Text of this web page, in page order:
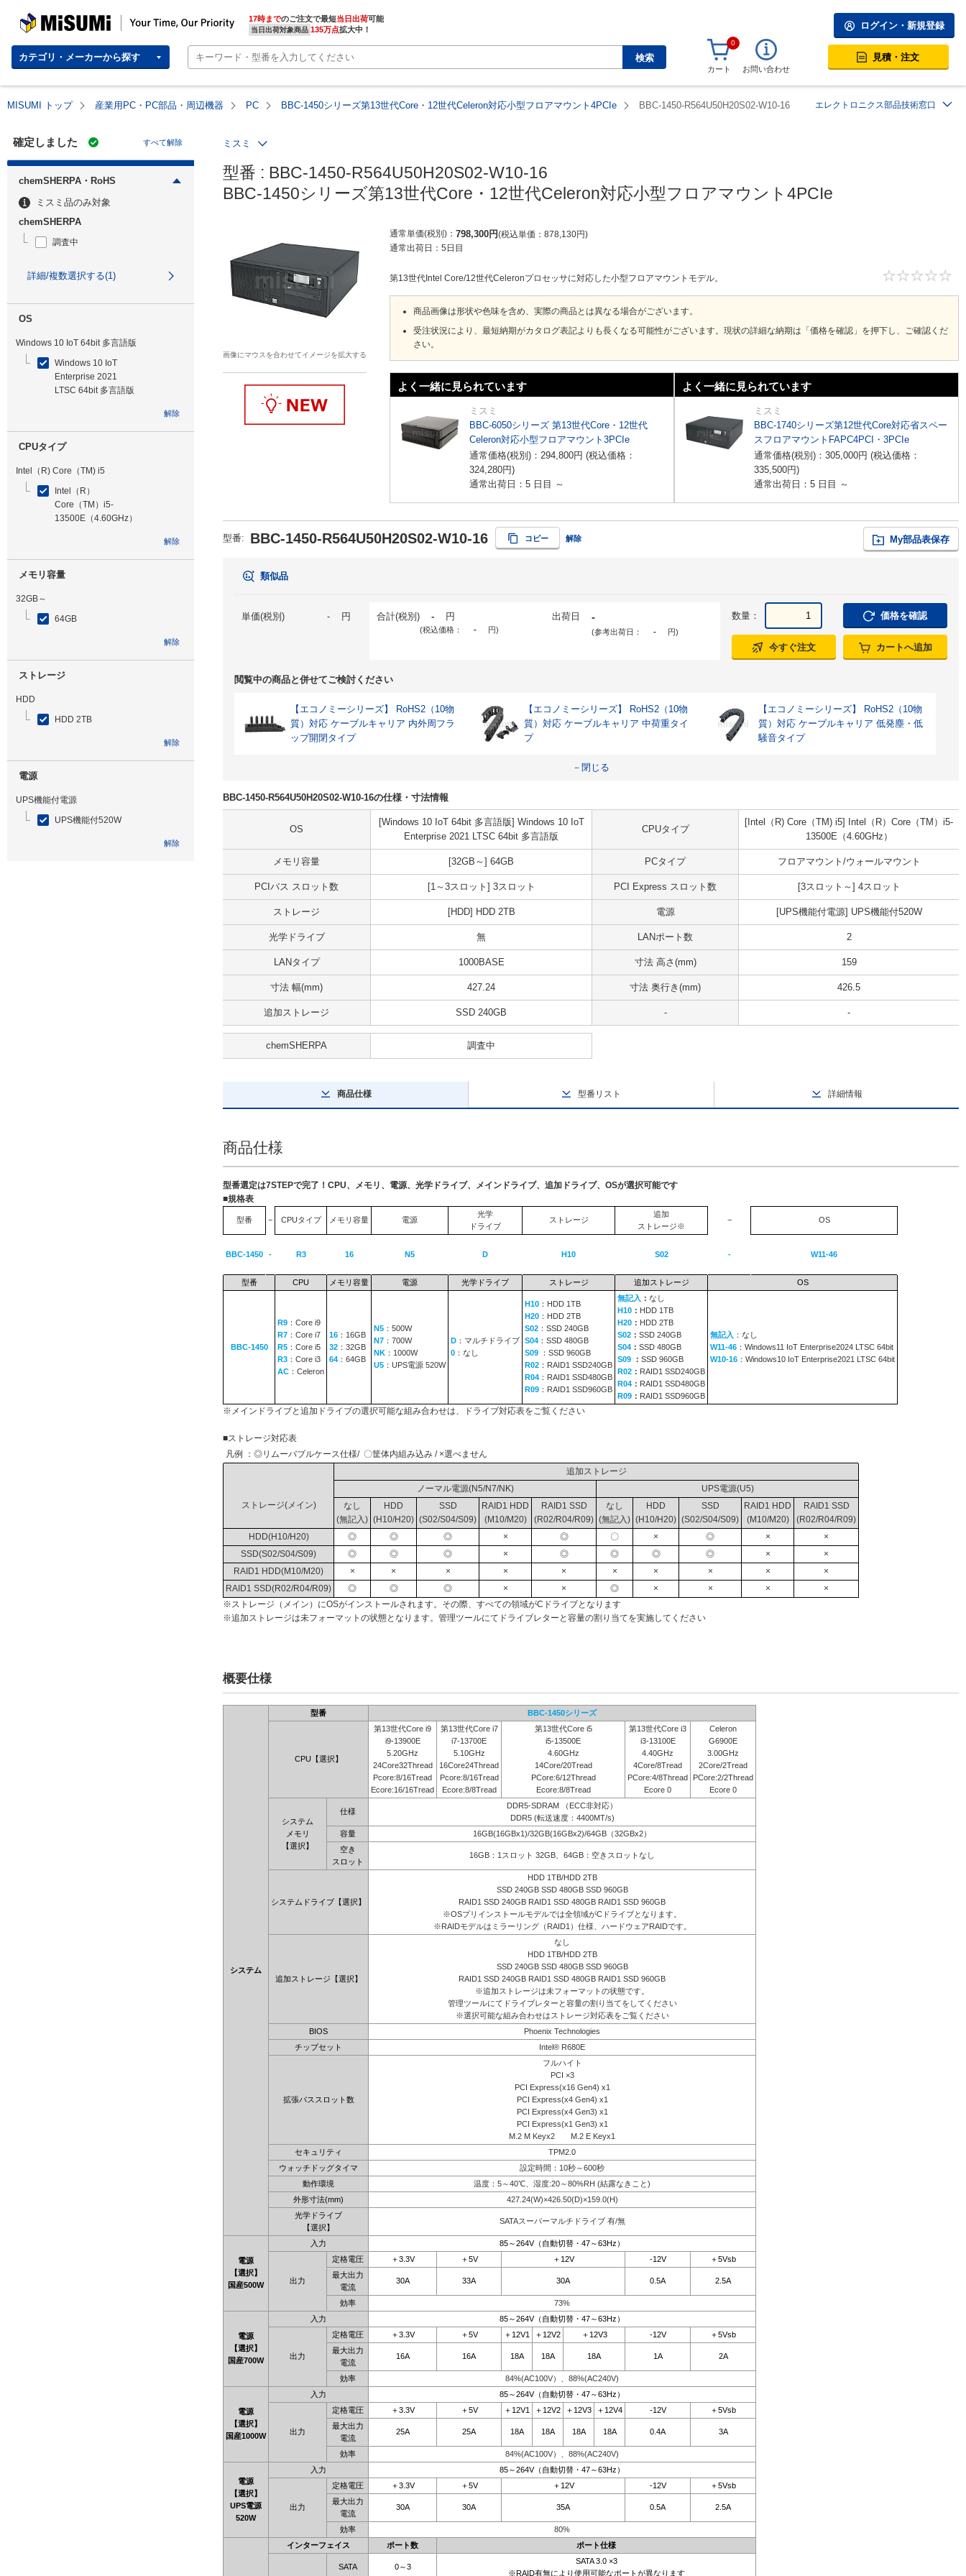
MISUMI | Your Time, Our Priority 17時までのご注文で最短当日出荷
当日出荷対象商品 135万点拡大中！
カテゴリ・メーカーから探す 検索
ログイン・新規登録
0
カート お問い合わせ
見積・注文
MISUMI トップ 産業用PC・PC部品・周辺機器 PC BBC-1450シリーズ第13世代Core・12世代Celeron対応小型フロアマウント4PCIe BBC-1450-R564U50H20S02-W10-16 エレクトロニクス部品技術窓口
確定しました すべて解除
chemSHERPA・RoHS
ミスミ品のみ対象
chemSHERPA
調査中
詳細/複数選択する(1)
OS
Windows 10 IoT 64bit 多言語版
Windows 10 IoT
Enterprise 2021
LTSC 64bit 多言語版
解除
CPUタイプ
Intel（R) Core（TM) i5
Intel（R）
Core（TM）i5-
13500E（4.60GHz）
解除
メモリ容量
32GB～
64GB
解除
ストレージ
HDD
HDD 2TB
解除
電源
UPS機能付電源
UPS機能付520W
解除
ミスミ
型番 : BBC-1450-R564U50H20S02-W10-16
BBC-1450シリーズ第13世代Core・12世代Celeron対応小型フロアマウント4PCIe
画像にマウスを合わせてイメージを拡大する
通常単価(税別) 798,300円 税込単価 878,130円
通常出荷日： 5日目
第13世代Intel Core/12世代Celeronプロセッサに対応した小型フロアマウントモデル。
商品画像は形状や色味を含め、実際の商品とは異なる場合がございます。
受注状況により、最短納期がカタログ表記よりも長くなる可能性がございます。現状の詳細な納期は「価格を確認」を押下し、ご確認くだ
さい。
よく一緒に見られています
ミスミ
BBC-6050シリーズ 第13世代Core・12世代
Celeron対応小型フロアマウント3PCIe
通常価格(税別)： 294,800円 (税込価格：
324,280円)
通常出荷日：5 日目 ～
よく一緒に見られています
ミスミ
BBC-1740シリーズ第12世代Core対応省スペー
スフロアマウントFAPC4PCI・3PCIe
通常価格(税別)： 305,000円 (税込価格：
335,500円)
通常出荷日：5 日目 ～
型番: BBC-1450-R564U50H20S02-W10-16 コピー 解除 My部品表保存
類似品
単価(税別) - 円 合計(税別) - 円
(税込価格： - 円)
出荷日 -
(参考出荷日： - 円)
数量： 価格を確認
今すぐ注文 カートへ追加
閲覧中の商品と併せてご検討ください
【エコノミーシリーズ】 RoHS2（10物
質）対応 ケーブルキャリア 内外周フラ
ップ開閉タイプ
【エコノミーシリーズ】 RoHS2（10物
質）対応 ケーブルキャリア 中荷重タイ
プ
【エコノミーシリーズ】 RoHS2（10物
質）対応 ケーブルキャリア 低発塵・低
騒音タイプ
－閉じる
BBC-1450-R564U50H20S02-W10-16の仕様・寸法情報
OS
[Windows 10 IoT 64bit 多言語版] Windows 10 IoT
Enterprise 2021 LTSC 64bit 多言語版
CPUタイプ
[Intel（R) Core（TM) i5] Intel（R）Core（TM）i5-
13500E（4.60GHz）
メモリ容量 [32GB～] 64GB PCタイプ フロアマウント/ウォールマウント
PCIバス スロット数 [1～3スロット] 3スロット PCI Express スロット数 [3スロット～] 4スロット
ストレージ [HDD] HDD 2TB 電源 [UPS機能付電源] UPS機能付520W
光学ドライブ 無 LANポート数 2
LANタイプ 1000BASE 寸法 高さ(mm) 159
寸法 幅(mm) 427.24 寸法 奥行き(mm) 426.5
追加ストレージ SSD 240GB - -
chemSHERPA 調査中
商品仕様 型番リスト 詳細情報
商品仕様
型番選定は7STEPで完了！CPU、メモリ、電源、光学ドライブ、メインドライブ、追加ドライブ、OSが選択可能です
■規格表
型番 − CPUタイプ メモリ容量 電源
光学
ドライブ
ストレージ
追加
ストレージ※
− OS
BBC-1450 - R3 16 N5 D H10 S02 - W11-46
型番 CPU メモリ容量 電源 光学ドライブ ストレージ 追加ストレージ OS
BBC-1450
R9 ：Core i9
R7 ：Core i7
R5 ：Core i5
R3 ：Core i3
AC ：Celeron
16 ：16GB
32 ：32GB
64 ：64GB
N5 ：500W
N7 ：700W
NK ：1000W
U5 ：UPS電源 520W
D ：マルチドライブ
0 ：なし
H10 ：HDD 1TB
H20 ：HDD 2TB
S02 ：SSD 240GB
S04 ：SSD 480GB
S09
：SSD 960GB
R02 ：RAID1 SSD240GB
R04 ：RAID1 SSD480GB
R09 ：RAID1 SSD960GB
無記入 ： なし
H10 ： HDD 1TB
H20 ： HDD 2TB
S02 ： SSD 240GB
S04 ： SSD 480GB
S09
： SSD 960GB
R02 ： RAID1 SSD240GB
R04 ： RAID1 SSD480GB
R09 ： RAID1 SSD960GB
無記入 ：なし
W11-46 ：Windows11 IoT Enterprise2024 LTSC 64bit
W10-16 ：Windows10 IoT Enterprise2021 LTSC 64bit
※メインドライブと追加ドライブの選択可能な組み合わせは、ドライブ対応表をご覧ください
■ストレージ対応表
凡例 ：◎リムーバブルケース仕様/ 〇筐体内組み込み / ×選べません
追加ストレージ
ノーマル電源(N5/N7/NK)
UPS電源(U5)
ストレージ(メイン)
なし
(無記入)
HDD
(H10/H20)
SSD
(S02/S04/S09)
RAID1 HDD
(M10/M20)
RAID1 SSD
(R02/R04/R09)
なし
(無記入)
HDD
(H10/H20)
SSD
(S02/S04/S09)
RAID1 HDD
(M10/M20)
RAID1 SSD
(R02/R04/R09)
HDD(H10/H20)
◎ ◎ ◎ × ◎ 〇 × ◎ ×
×
SSD(S02/S04/S09)
◎ ◎ ◎ × ◎ ◎ ◎ ◎ ×
×
RAID1 HDD(M10/M20)
× × × × × × × × ×
×
RAID1 SSD(R02/R04/R09)
◎ ◎ ◎ × × ◎ × × ×
×
※ストレージ（メイン）にOSがインストールされます。その際、すべての領域がCドライブとなります
※追加ストレージは未フォーマットの状態となります。管理ツールにてドライブレターと容量の割り当てを実施してください
概要仕様
システム
型番 BBC-1450シリーズ
CPU【選択】
第13世代Core i9
i9-13900E
5.20GHz
24Core32Thread
Pcore:8/16Tread
Ecore:16/16Tread
第13世代Core i7
i7-13700E
5.10GHz
16Core24Thread
Pcore:8/16Tread
Ecore:8/8Tread
第13世代Core i5
i5-13500E
4.60GHz
14Core/20Tread
PCore:6/12Thread
Ecore:8/8Tread
第13世代Core i3
i3-13100E
4.40GHz
4Core/8Tread
PCore:4/8Thread
Ecore 0
Celeron
G6900E
3.00GHz
2Core/2Tread
PCore:2/2Thread
Ecore 0
システム
メモリ
【選択】
仕様
DDR5-SDRAM （ECC非対応）
DDR5 (転送速度：4400MT/s)
容量
16GB(16GBx1)/32GB(16GBx2)/64GB（32GBx2）
空き
スロット
16GB：1スロット 32GB、64GB：空きスロットなし
システムドライブ【選択】
HDD 1TB/HDD 2TB
SSD 240GB SSD 480GB SSD 960GB
RAID1 SSD 240GB RAID1 SSD 480GB RAID1 SSD 960GB
※OSプリインストールモデルでは全領域がCドライブとなります。
※RAIDモデルはミラーリング（RAID1）仕様、ハードウェアRAIDです。
追加ストレージ【選択】
なし
HDD 1TB/HDD 2TB
SSD 240GB SSD 480GB SSD 960GB
RAID1 SSD 240GB RAID1 SSD 480GB RAID1 SSD 960GB
※追加ストレージは未フォーマットの状態です。
管理ツールにてドライブレターと容量の割り当てをしてください
※選択可能な組み合わせはストレージ対応表をご覧ください
BIOS
Phoenix Technologies
チップセット
Intel® R680E
拡張バススロット数
フルハイト
PCI ×3
PCI Express(x16 Gen4) x1
PCI Express(x4 Gen4) x1
PCI Express(x4 Gen3) x1
PCI Express(x1 Gen3) x1
M.2 M Keyx2 M.2 E Keyx1
セキュリティ
TPM2.0
ウォッチドッグタイマ
設定時間：10秒～600秒
動作環境
温度：5～40℃、湿度:20～80%RH (結露なきこと)
外形寸法(mm)
427.24(W)×426.50(D)×159.0(H)
光学ドライブ
【選択】
SATAスーパーマルチドライブ 有/無
電源
【選択】
国産500W
入力 85～264V（自動切替・47～63Hz）
出力
定格電圧 ＋3.3V ＋5V ＋12V -12V
＋5Vsb
最大出力
電流
30A 33A 30A 0.5A 2.5A
効率 73%
電源
【選択】
国産700W
入力 85～264V（自動切替・47～63Hz）
出力
定格電圧 ＋3.3V ＋5V ＋12V1 ＋12V2 ＋12V3 -12V
＋5Vsb
最大出力
電流
16A 16A 18A 18A 18A 1A 2A
効率 84%(AC100V）、88%(AC240V)
電源
【選択】
国産1000W
入力 85～264V（自動切替・47～63Hz）
出力
定格電圧 ＋3.3V ＋5V ＋12V1 ＋12V2 ＋12V3 ＋12V4 -12V
＋5Vsb
最大出力
電流
25A 25A 18A 18A 18A 18A 0.4A 3A
効率 84%(AC100V）、88%(AC240V)
電源
【選択】
UPS電源
520W
入力 85～264V（自動切替・47～63Hz）
出力
定格電圧 ＋3.3V ＋5V ＋12V -12V
＋5Vsb
最大出力
電流
30A 30A 35A 0.5A 2.5A
効率
80%
インターフェイス
ポート数 ポート仕様
SATA 0～3
SATA 3.0 ×3
※RAID有無により使用可能なポートが異なります